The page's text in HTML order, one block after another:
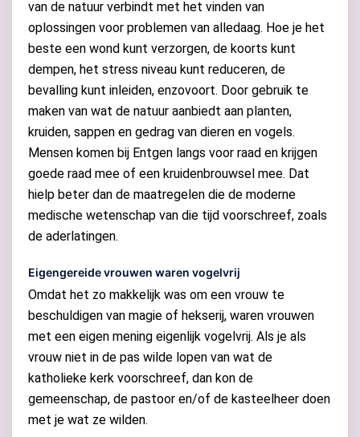
van de natuur verbindt met het vinden van
oplossingen voor problemen van alledaag. Hoe je het
beste een wond kunt verzorgen, de koorts kunt
dempen, het stress niveau kunt reduceren, de
bevalling kunt inleiden, enzovoort. Door gebruik te
maken van wat de natuur aanbiedt aan planten,
kruiden, sappen en gedrag van dieren en vogels.
Mensen komen bij Entgen langs voor raad en krijgen
goede raad mee of een kruidenbrouwsel mee. Dat
hielp beter dan de maatregelen die de moderne
medische wetenschap van die tijd voorschreef, zoals
de aderlatingen.
Eigengereide vrouwen waren vogelvrij
Omdat het zo makkelijk was om een vrouw te
beschuldigen van magie of hekserij, waren vrouwen
met een eigen mening eigenlijk vogelvrij. Als je als
vrouw niet in de pas wilde lopen van wat de
katholieke kerk voorschreef, dan kon de
gemeenschap, de pastoor en/of de kasteelheer doen
met je wat ze wilden.